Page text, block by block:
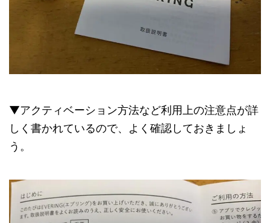
▼アクティベーション方法など利用上の注意点が詳
しく書かれているので、よく確認しておきましょ
う。